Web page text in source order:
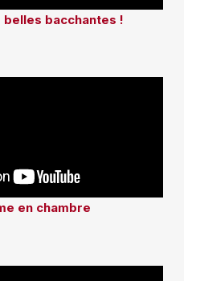
belles bacchantes !
en chambre